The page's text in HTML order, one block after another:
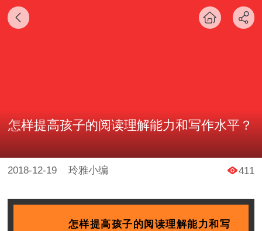
怎样提高孩子的阅读理解能力和写作水平？
2018-12-19 玲雅小编 411
怎样提高孩子的阅读理解能力和写